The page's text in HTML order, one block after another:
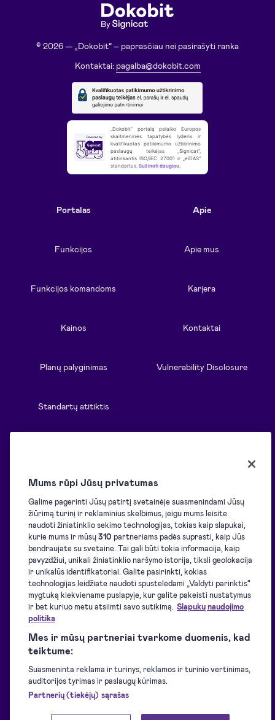
© 2026 — „Dokobit“ – paprasčiau nei pasirašyti ranka
Kontaktai: pagalba@dokobit.com
„Dokobit“ portalą palaiko Europos
skaitmeninės tapatybės lyderis ir
kvalifikuotas patikimumo užtikrinimo
paslaugų teikėjas „Signicat“,
atitinkantis ISO/IEC 27001 ir „eIDAS“
standartus. Sužinoti daugiau.
Portalas
Funkcijos
Funkcijos komandoms
Kainos
Planų palyginimas
Standartų atitiktis
Apie
Apie mus
Karjera
Kontaktai
Vulnerability Disclosure
Informacija
Tinklaraštis
Pagalbos centras
Atsisiuntimai
Programuotojams
eID priemonės
Apžvalga
El. pasirašymo inicijavimas
El. pasirašymas
Mums rūpi Jūsų privatumas
Galime pagerinti Jūsų patirtį svetainėje suasmenindami Jūsų
žiūrimą turinį ir reklaminius skelbimus, jeigu mums leisite
naudoti žiniatinklio sekimo technologijas, tokias kaip slapukai,
kurie mums ir mūsų310 partneriams padės suprasti, kaip Jūs
bendraujate su svetaine. Tai gali būti tokia informacija, kaip
pavyzdžiui, unikali žiniatinklio naršymo istorija, tiksli geolokacija
ir unikalūs identifikatoriai. Galite pasirinkti, kokias
technologijas leidžiate naudoti spustelėdami „Valdyti parinktis“
mygtuką kiekviename puslapyje, kur galite pakeisti nustatymus
ir bet kuriuo metu atsiimti savo sutikimą. Slapukų naudojimo
politika
Mes ir mūsų partneriai tvarkome duomenis, kad
teiktume:
Suasmeninta reklama ir turinys, reklamos ir turinio vertinimas,
auditorijos tyrimas ir paslaugų kūrimas.
Partnerių (tiekėjų) sąrašas